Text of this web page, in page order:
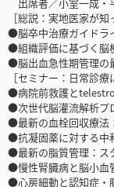
［総説：実地医家が
●脳卒中治療ガイドラ
●組織評価に基づく
●脳出血急性期管理の
［セミナー：日常診
●病院前救護と
●次世代脳灌流解析
●最新の血栓回収療法
●抗凝固薬に対する
●最新の脂質管理：ス
●慢性腎臓病と脳小血
●心房細動と認知症・